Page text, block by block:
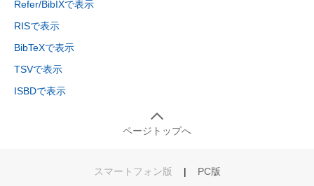
Refer/BibIXで表示
RISで表示
BibTeXで表示
TSVで表示
ISBDで表示
ページトップへ
スマートフォン版 | PC版